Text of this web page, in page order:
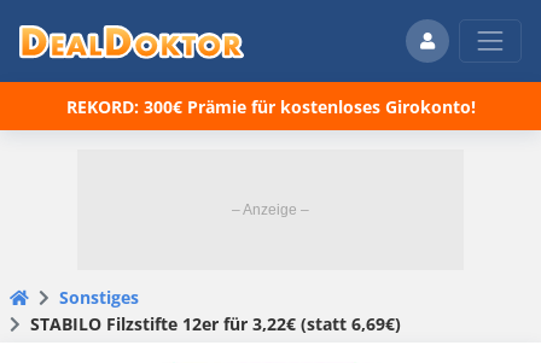
REKORD: 300€ Prämie für kostenloses Girokonto!
Sonstiges
STABILO Filzstifte 12er für 3,22€ (statt 6,69€)